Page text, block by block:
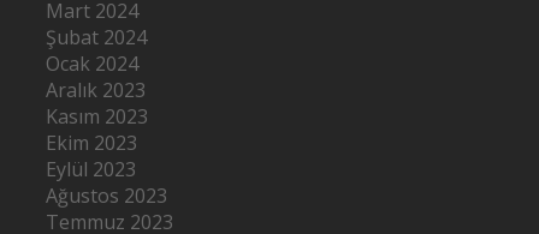
Mart 2024
Şubat 2024
Ocak 2024
Aralık 2023
Kasım 2023
Ekim 2023
Eylül 2023
Ağustos 2023
Temmuz 2023